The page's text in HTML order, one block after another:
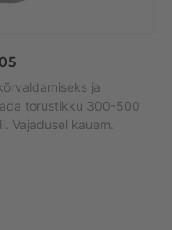
ja
torustikku 300-500
Vajadusel kauem.